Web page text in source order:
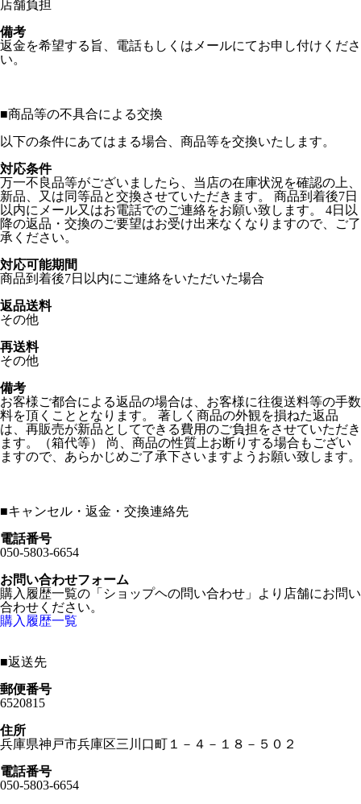
店舗負担
備考
返金を希望する旨、電話もしくはメールにてお申し付けくださ
い。
■商品等の不具合による交換
以下の条件にあてはまる場合、商品等を交換いたします。
対応条件
万一不良品等がございましたら、当店の在庫状況を確認の上、
新品、又は同等品と交換させていただきます。 商品到着後7日
以内にメール又はお電話でのご連絡をお願い致します。 4日以
降の返品・交換のご要望はお受け出来なくなりますので、ご了
承ください。
対応可能期間
商品到着後7日以内にご連絡をいただいた場合
返品送料
その他
再送料
その他
備考
お客様ご都合による返品の場合は、お客様に往復送料等の手数
料を頂くこととなります。 著しく商品の外観を損ねた返品
は、再販売が新品としてできる費用のご負担をさせていただき
ます。（箱代等） 尚、商品の性質上お断りする場合もござい
ますので、あらかじめご了承下さいますようお願い致します。
■キャンセル・返金・交換連絡先
電話番号
050-5803-6654
お問い合わせフォーム
購入履歴一覧の「ショップヘの問い合わせ」より店舗にお問い
合わせください。
購入履歴一覧
■返送先
郵便番号
6520815
住所
兵庫県神戸市兵庫区三川口町１－４－１８－５０２
電話番号
050-5803-6654